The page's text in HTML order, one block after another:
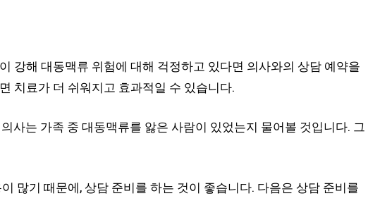
강해 대동맥류 위험에 대해 걱정하고 있다면 의사와의 상담 예약을
치료가 더 쉬워지고 효과적일 수 있습니다.
사는 가족 중 대동맥류를 앓은 사람이 있었는지 물어볼 것입니다. 그
많기 때문에, 상담 준비를 하는 것이 좋습니다. 다음은 상담 준비를